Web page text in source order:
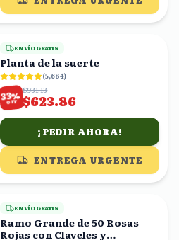
ENVÍO GRATIS
Planta de la suerte
(5,684)
33%
OFF
$931.13
$623.86
¡PEDIR AHORA!
ENTREGA URGENTE
ENVÍO GRATIS
Ramo Grande de 50 Rosas
Rojas con Claveles y